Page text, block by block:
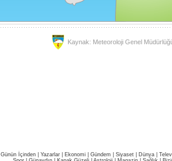
Kaynak: Meteoroloji Genel
Günün İçinden Yazarlar Ekonomi Gündem Siyaset Dünya |